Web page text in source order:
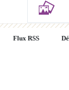
Flux RSS